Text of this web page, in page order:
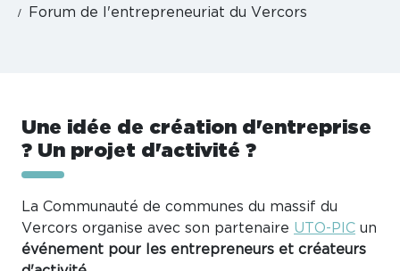
Forum de l'entrepreneuriat du Vercors
Une idée de création d'entreprise
? Un projet d'activité ?
La Communauté de communes du massif du
Vercors organise avec son partenaire UTO-PIC un
événement pour les entrepreneurs et créateurs